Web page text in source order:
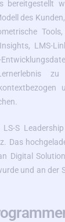
bereitgestellt
des
LMS-
S
Das
Digital
und an der